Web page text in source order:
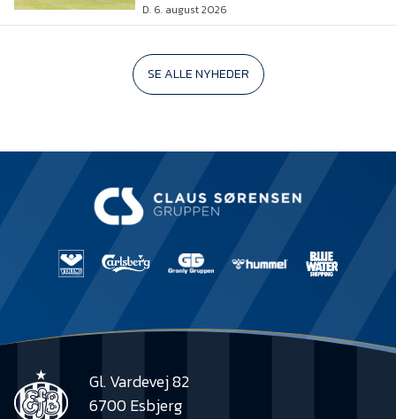
D. 6. august 2026
SE ALLE NYHEDER
Gl. Vardevej 82
6700 Esbjerg